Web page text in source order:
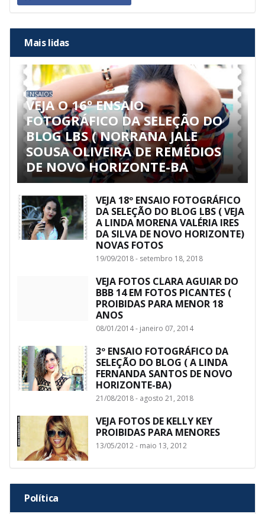
Mais lidas
ENSAIOS
VEJA O 16º ENSAIO
FOTOGRÁFICO DA SELEÇÃO DO
BLOG LBS ( NORRANA JALE
SOUSA OLIVEIRA DE REMÉDIOS
DE NOVO HORIZONTE-BA
VEJA 18º ENSAIO FOTOGRÁFICO
DA SELEÇÃO DO BLOG LBS ( VEJA
A LINDA MORENA VALÉRIA IRES
DA SILVA DE NOVO HORIZONTE)
NOVAS FOTOS
19/09/2018 - setembro 18, 2018
VEJA FOTOS CLARA AGUIAR DO
BBB 14 EM FOTOS PICANTES (
PROIBIDAS PARA MENOR 18
ANOS
08/01/2014 - janeiro 07, 2014
3º ENSAIO FOTOGRÁFICO DA
SELEÇÃO DO BLOG ( A LINDA
FERNANDA SANTOS DE NOVO
HORIZONTE-BA)
21/08/2018 - agosto 21, 2018
VEJA FOTOS DE KELLY KEY
PROIBIDAS PARA MENORES
13/05/2012 - maio 13, 2012
Política